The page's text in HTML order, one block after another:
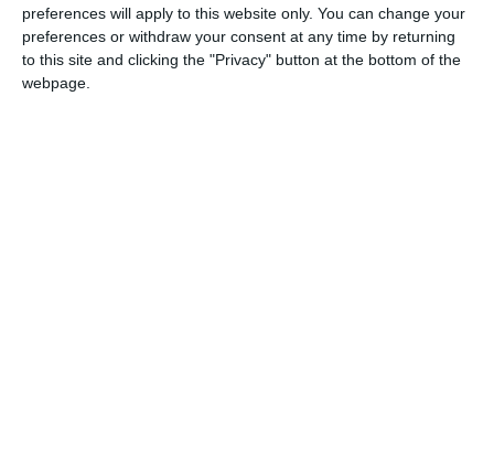
preferences will apply to this website only. You can change your
preferences or withdraw your consent at any time by returning
to this site and clicking the "Privacy" button at the bottom of the
webpage.
ARTICOLE ASEMANATOARE